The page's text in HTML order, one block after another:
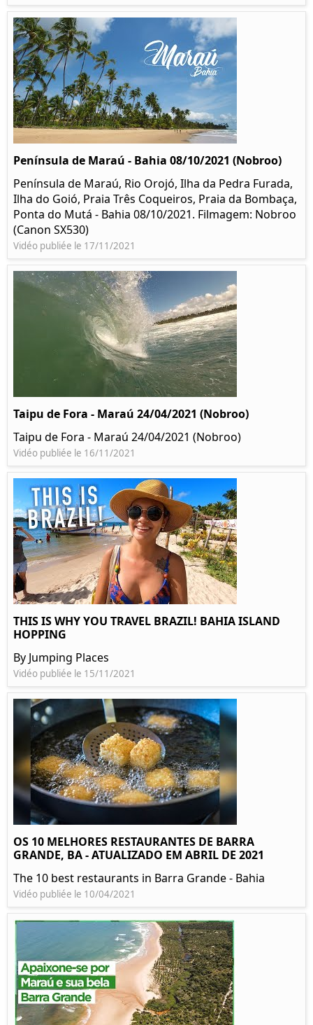
Península de Maraú - Bahia 08/10/2021 (Nobroo)
Península de Maraú, Rio Orojó, Ilha da Pedra Furada,
Ilha do Goió, Praia Três Coqueiros, Praia da Bombaça,
Ponta do Mutá - Bahia 08/10/2021. Filmagem: Nobroo
(Canon SX530)
Vidéo publiée le 17/11/2021
Taipu de Fora - Maraú 24/04/2021 (Nobroo)
Taipu de Fora - Maraú 24/04/2021 (Nobroo)
Vidéo publiée le 16/11/2021
THIS IS WHY YOU TRAVEL BRAZIL! BAHIA ISLAND
HOPPING
By Jumping Places
Vidéo publiée le 15/11/2021
OS 10 MELHORES RESTAURANTES DE BARRA
GRANDE, BA - ATUALIZADO EM ABRIL DE 2021
The 10 best restaurants in Barra Grande - Bahia
Vidéo publiée le 10/04/2021